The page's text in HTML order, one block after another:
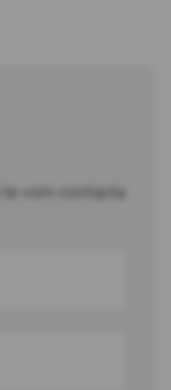
te vom contacta